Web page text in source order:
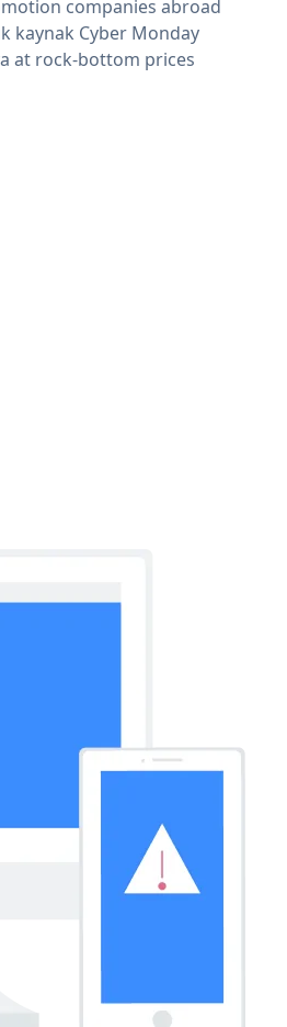
companies abroad
kaynak Cyber Monday
at rock-bottom prices